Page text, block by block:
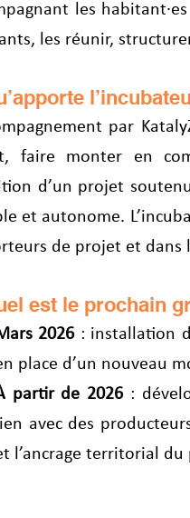
les
les réunir,
par
faire monter en
d’un projet
et autonome.
de projet et dans
est le prochain
2026 : installation
place d’un nouveau
partir de 2026 :
avec des
l’ancrage territorial du